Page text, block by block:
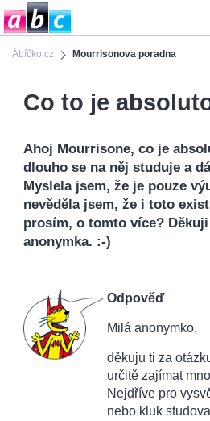
Ábíčko.cz Mourrisonova poradna
Co to je
Ahoj Mourrisone, co je
dlouho se na něj studuje a
Myslela jsem, že je pouze
nevěděla jsem, že i toto
prosím, o tomto více?
anonymka. :-)
Odpověď
Milá anonymko,
děkuju ti za
určitě zajímat
Nejdříve pro
nebo kluk